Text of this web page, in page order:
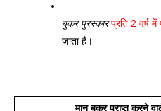
बुकर पुरस्कार प्रति 2 वर्ष में
जाता है।
मान बुकर प्राप्त करने